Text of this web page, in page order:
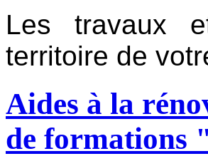
Les travaux
territoire de
Aides à la
de formations